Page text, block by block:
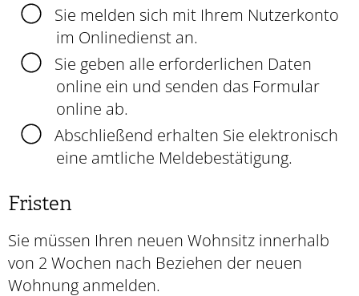
Sie melden sich mit Ihrem Nutzerkonto
im Onlinedienst an.
Sie geben alle erforderlichen Daten
online ein und senden das Formular
online ab.
Abschließend erhalten Sie elektronisch
eine amtliche Meldebestätigung.
Fristen
Sie müssen Ihren neuen Wohnsitz innerhalb
von 2 Wochen nach Beziehen der neuen
Wohnung anmelden.